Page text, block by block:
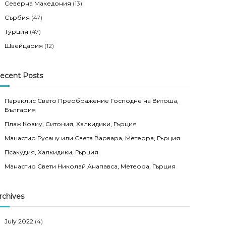
Северна Македония (13)
Сърбия (47)
Турция (47)
Швейцария (12)
Posts
Параклис Свето Преображение Господне на Витоша,
България
Плаж Ковиу, Ситония, Халкидики, Гърция
Манастир Русану или Света Варвара, Метеора, Гърция
Псакудия, Халкидики, Гърция
Манастир Свети Николай Анапавса, Метеора, Гърция
July 2022 (4)